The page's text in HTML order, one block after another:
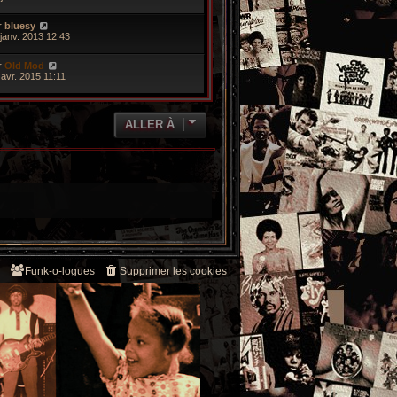
bluesy
2013 12:43
Old Mod
2015 11:11
ALLER À
Supprimer les cookies
Funk-o-logues